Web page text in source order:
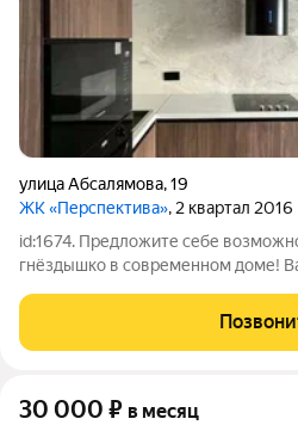
улица Абсалямова,19
ЖК «Перспектива», 2 квартал 2016
id:1674. Предложите себе
гнёздышко в современном доме!
метров на 12-м этаже 20-
составляет 27 квадратных метров
30 000 ₽ в месяц